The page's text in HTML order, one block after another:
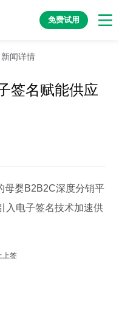
免费试用
新闻详情
签名赋能供应
母婴B2B2C深度分销平
入电子签名技术加速供